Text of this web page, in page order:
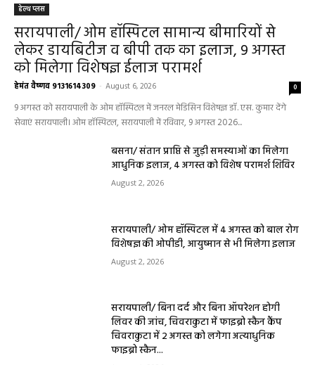
हेल्थ प्लस
सरायपाली/ ओम हॉस्पिटल सामान्य बीमारियों से
लेकर डायबिटीज व बीपी तक का इलाज, 9 अगस्त
को मिलेगा विशेषज्ञ ईलाज परामर्श
हेमंत वैष्णव 9131614309 - August 6, 2026 0
9 अगस्त को सरायपाली के ओम हॉस्पिटल में जनरल मेडिसिन विशेषज्ञ डॉ. एस. कुमार देंगे
सेवाएं सरायपाली। ओम हॉस्पिटल, सरायपाली में रविवार, 9 अगस्त 2026...
बसना/ संतान प्राप्ति से जुड़ी समस्याओं का मिलेगा
आधुनिक इलाज, 4 अगस्त को विशेष परामर्श शिविर
August 2, 2026
सरायपाली/ ओम हॉस्पिटल में 4 अगस्त को बाल रोग
विशेषज्ञ की ओपीडी, आयुष्मान से भी मिलेगा इलाज
August 2, 2026
सरायपाली/ बिना दर्द और बिना ऑपरेशन होगी
लिवर की जांच, चिवराकुटा में फाइब्रो स्कैन कैंप
चिवराकुटा में 2 अगस्त को लगेगा अत्याधुनिक
फाइब्रो स्कैन...